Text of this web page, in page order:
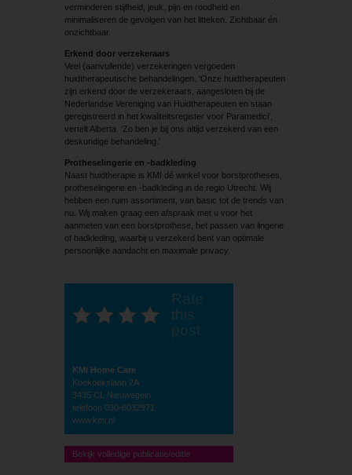
verminderen stijfheid, jeuk, pijn en roodheid en
minimaliseren de gevolgen van het litteken. Zichtbaar én
onzichtbaar.
Erkend door verzekeraars
Veel (aanvullende) verzekeringen vergoeden
huidtherapeutische behandelingen. ‘Onze huidtherapeuten
zijn erkend door de verzekeraars, aangesloten bij de
Nederlandse Vereniging van Huidtherapeuten en staan
geregistreerd in het kwaliteitsregister voor Paramedici’,
vertelt Alberta. ‘Zo ben je bij ons altijd verzekerd van een
deskundige behandeling.’
Protheselingerie en -badkleding
Naast huidtherapie is KMI dé winkel voor borstprotheses,
protheselingerie en -badkleding in de regio Utrecht. Wij
hebben een ruim assortiment, van basic tot de trends van
nu. Wij maken graag een afspraak met u voor het
aanmeten van een borstprothese, het passen van lingerie
of badkleding, waarbij u verzekerd bent van optimale
persoonlijke aandacht en maximale privacy.
Rate
this
post
KMI Home Care
Koekoekslaan 2A
3435 CL Nieuwegein
telefoon 030-6032971
www.kmi.nl
Bekijk volledige publicatie/editie